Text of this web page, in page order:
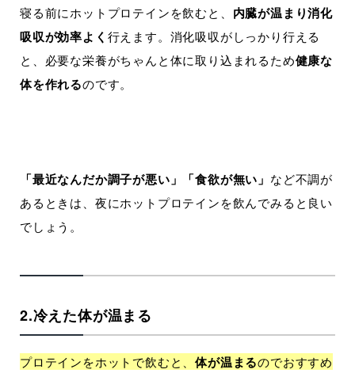
寝る前にホットプロテインを飲むと、 内臓が温まり消化
吸収が効率よく 行えます。消化吸収がしっかり行える
と、必要な栄養がちゃんと体に取り込まれるため健康な
体を作れるのです。
「最近なんだか調子が悪い」「食欲が無い」 など不調が
あるときは、夜にホットプロテインを飲んでみると良い
でしょう。
2.冷えた体が温まる
プロテインをホットで飲むと、体が温まるのでおすすめ